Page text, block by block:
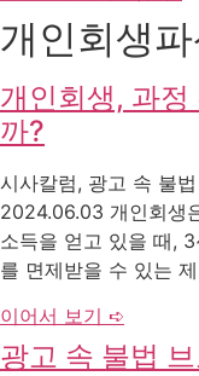
개인회생
개인회생, 과정
까?
시사칼럼, 광고 속 불
2024.06.03 개인회생
소득을 얻고 있을 때,
를 면제받을 수 있는
이어서 보기 ➪
광고 속 불법